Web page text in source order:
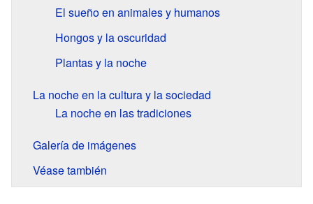
El sueño en animales y humanos
Hongos y la oscuridad
Plantas y la noche
La noche en la cultura y la sociedad
La noche en las tradiciones
Galería de imágenes
Véase también